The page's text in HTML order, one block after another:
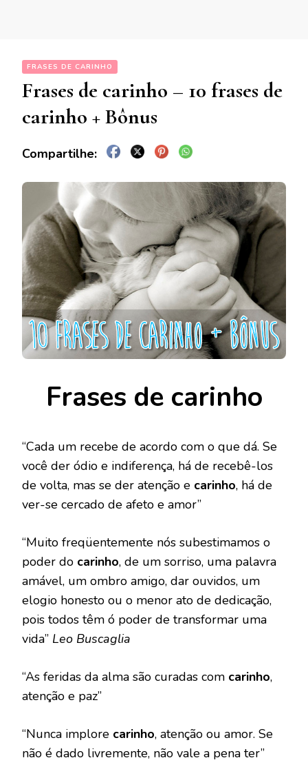
FRASES DE CARINHO
Frases de carinho – 10 frases de
carinho + Bônus
Frases de carinho
“Cada um recebe de acordo com o que dá. Se
você der ódio e indiferença, há de recebê-los
de volta, mas se der atenção e carinho, há de
ver-se cercado de afeto e amor”
“Muito freqüentemente nós subestimamos o
poder do carinho, de um sorriso, uma palavra
amável, um ombro amigo, dar ouvidos, um
elogio honesto ou o menor ato de dedicação,
pois todos têm ó poder de transformar uma
vida” Leo Buscaglia
“As feridas da alma são curadas com carinho,
atenção e paz”
“Nunca implore carinho, atenção ou amor. Se
não é dado livremente, não vale a pena ter”